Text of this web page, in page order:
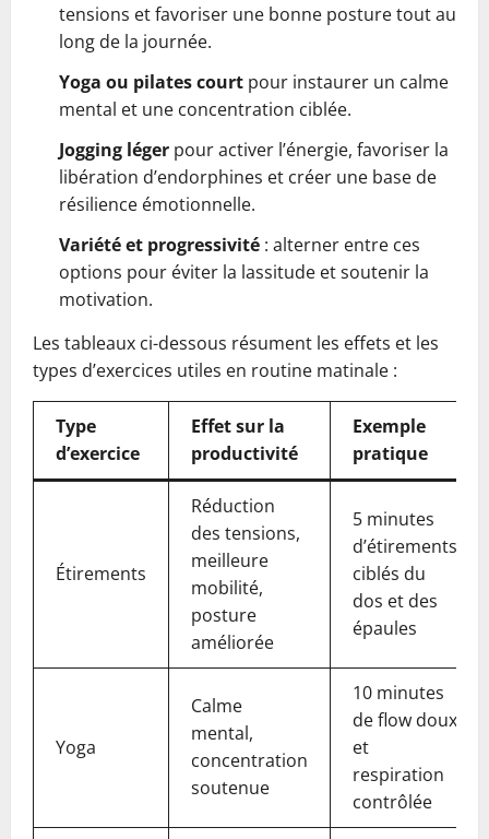
tensions et favoriser une bonne posture tout au
long de la journée.
Yoga ou pilates court pour instaurer un calme
mental et une concentration ciblée.
Jogging léger pour activer l’énergie, favoriser la
libération d’endorphines et créer une base de
résilience émotionnelle.
Variété et progressivité : alterner entre ces
options pour éviter la lassitude et soutenir la
motivation.
Les tableaux ci-dessous résument les effets et les
types d’exercices utiles en routine matinale :
Type
d’exercice
Effet sur la
productivité
Exemple
pratique
Étirements
Réduction
des tensions,
meilleure
mobilité,
posture
améliorée
5 minutes
d’étirements
ciblés du
dos et des
épaules
Yoga
Calme
mental,
concentration
soutenue
10 minutes
de flow doux
et
respiration
contrôlée